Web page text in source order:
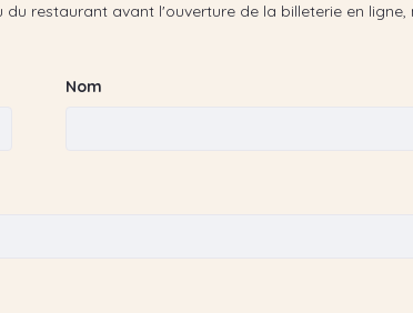
restaurant avant l'ouverture de la billeterie en ligne,
Nom